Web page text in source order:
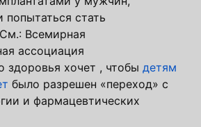
стать
Всемирная
ассоциация
здоровья хочет , чтобы детям
было разрешен «переход» с
и фармацевтических